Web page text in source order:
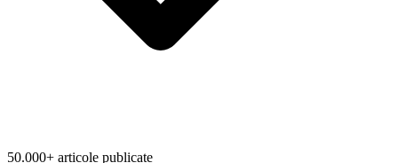
50.000+ articole publicate